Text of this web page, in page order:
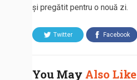
și pregătit pentru o nouă zi.
Twitter Facebook
You May Also Like